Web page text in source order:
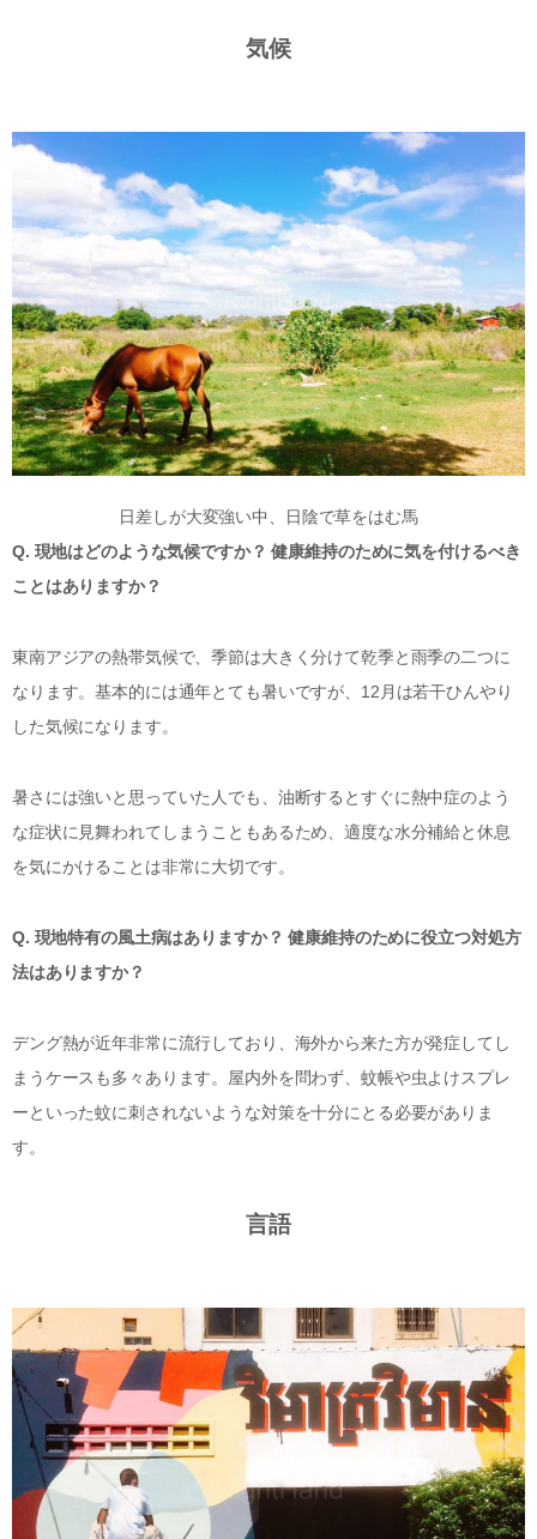
気候
日差しが大変強い中、日陰で草をはむ馬
Q. 現地はどのような気候ですか？ 健康維持のために気を付けるべき
ことはありますか？
東南アジアの熱帯気候で、季節は大きく分けて乾季と雨季の二つに
なります。基本的には通年とても暑いですが、12月は若干ひんやり
した気候になります。
暑さには強いと思っていた人でも、油断するとすぐに熱中症のよう
な症状に見舞われてしまうこともあるため、適度な水分補給と休息
を気にかけることは非常に大切です。
Q. 現地特有の風土病はありますか？ 健康維持のために役立つ対処方
法はありますか？
デング熱が近年非常に流行しており、海外から来た方が発症してし
まうケースも多々あります。屋内外を問わず、蚊帳や虫よけスプレ
ーといった蚊に刺されないような対策を十分にとる必要がありま
す。
言語